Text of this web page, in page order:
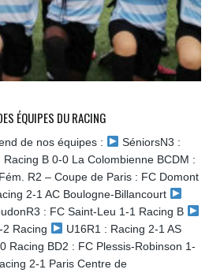
ÉQUIPES DU RACING
de nos équipes :
SéniorsN3 :
B 0-0 La Colombienne BCDM :
R2 – Coupe de Paris : FC Domont
2-1 AC Boulogne-Billancourt
: FC Saint-Leu 1-1 Racing B
2 Racing
U16R1 : Racing 2-1 AS
Racing BD2 : FC Plessis-Robinson 1-
2-1 Paris Centre de